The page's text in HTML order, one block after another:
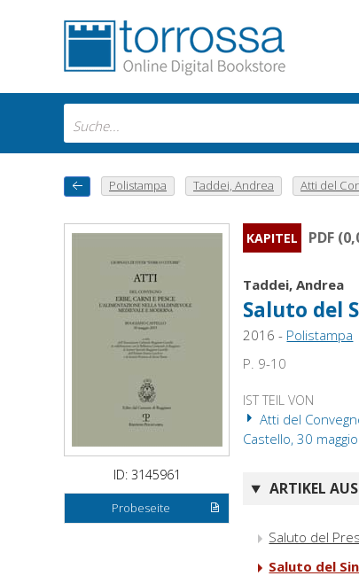
Polistampa Taddei, Andrea Atti del
ID: 3145961
Probeseite
KAPITEL PDF
Taddei, Andrea
Saluto del
2016 - Polistampa
P. 9-10
IST TEIL VON
Atti del
Castello, 30
ARTIKEL
Saluto del
Saluto del